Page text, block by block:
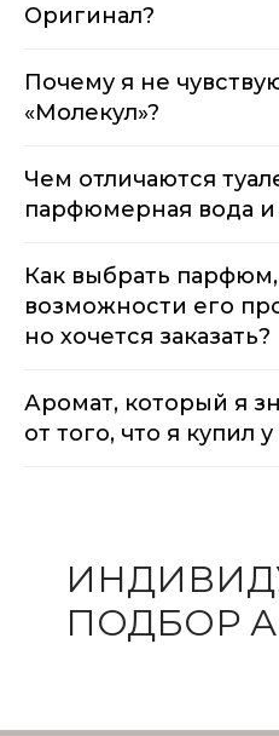
Оригинал?
Почему я не
«Молекул»?
Чем отличаются
парфюмерная вода и
Как выбрать
возможности его
но хочется заказать?
Аромат, который я
от того, что я купил у
ПОДБОР